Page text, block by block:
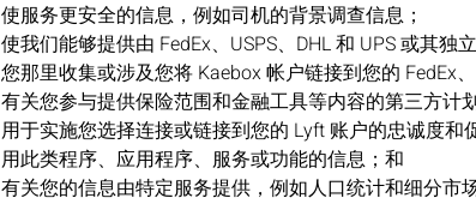
使服务更安全的信息，例如司机的背景调查信息；
使我们能够提供由 FedEx、USPS、DHL 和 UPS 或其
您那里收集或涉及您将 Kaebox 帐户链接到您的 FedEx
有关您参与提供保险范围和金融工具等内容的第三方计
用于实施您选择连接或链接到您的 Lyft 账户的忠诚度
用此类程序、应用程序、服务或功能的信息；和
有关您的信息由特定服务提供，例如人口统计和细分市场